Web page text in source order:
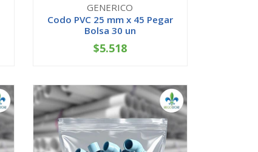
GENERICO
Codo PVC 25 mm x 45 Pegar
Bolsa 30 un
+
$5.518